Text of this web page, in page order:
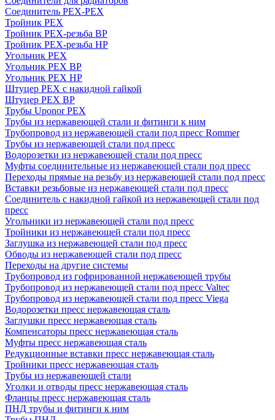
Соединитель PEX-PEX
Тройник PEX
Тройник PEX-резьба ВР
Тройник PEX-резьба НР
Угольник PEX
Угольник PEX ВР
Угольник PEX НР
Штуцер PEX c накидной гайкой
Штуцер PEX ВР
Трубы Uponor PEX
Трубы из нержавеющей стали и фитинги к ним
Трубопровод из нержавеющей стали под пресс Rommer
Трубы из нержавеющей стали под пресс
Водорозетки из нержавеющей стали под пресс
Муфты соединительные из нержавеющей стали под пресс
Переходы прямые на резьбу из нержавеющей стали под пресс
Вставки резьбовые из нержавеющей стали под пресс
Соединитель с накидной гайкой из нержавеющей стали под
пресс
Угольники из нержавеющей стали под пресс
Тройники из нержавеющей стали под пресс
Заглушка из нержавеющей стали под пресс
Обводы из нержавеющей стали под пресс
Переходы на другие системы
Трубопровод из гофрированной нержавеющей трубы
Трубопровод из нержавеющей стали под пресс Valtec
Трубопровод из нержавеющей стали под пресс Viega
Водорозетки пресс нержавеющая сталь
Заглушки пресс нержавеющая сталь
Компенсаторы пресс нержавеющая сталь
Муфты пресс нержавеющая сталь
Редукционные вставки пресс нержавеющая сталь
Тройники пресс нержавеющая сталь
Трубы из нержавеющей стали
Уголки и отводы пресс нержавеющая сталь
Фланцы пресс нержавеющая сталь
ПНД трубы и фитинги к ним